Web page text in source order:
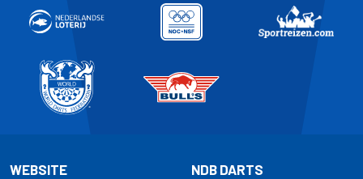
WEBSITE NDB DARTS